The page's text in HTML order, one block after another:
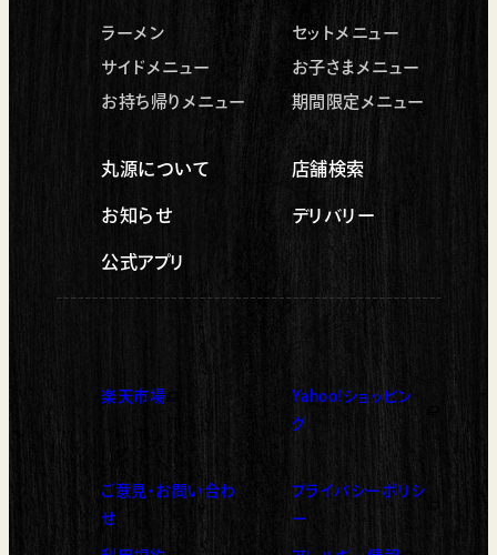
最寄りの丸源ラーメンを検索。
ラーメン セットメニュー
サイドメニュー お子さまメニュー
お持ち帰りメニュー 期間限定メニュー
丸源について 店舗検索
お知らせ デリバリー
公式アプリ
楽天市場
（新しいタブで開く）
Yahoo!ショッピン
グ
（新しいタブで開く）
ご意見・お問い合わ
せ
プライバシーポリシ
ー
（新しいタブで開く）